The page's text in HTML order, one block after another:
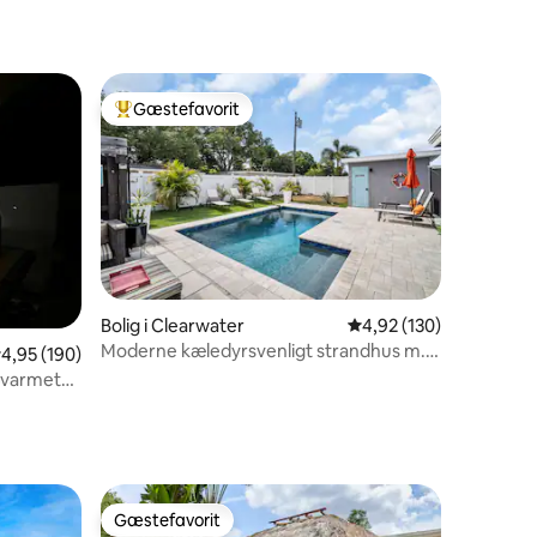
ud af 5 i gennemsnitlig bedømmelse, 190 omtaler
4,95 (190)
Bedste gæstefavorit
Gæstefavorit
Bolig i Clearwater 4,92 ud af 5 i
4,92 (130)
Moderne kæledyrsvenligt strandhus m.
Gæstefavorit
Gæstefavorit